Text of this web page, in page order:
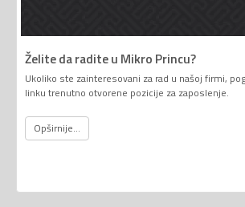
Želite da radite u Mikro Princu?
Ukoliko ste zainteresovani za rad u našoj firmi,
linku trenutno otvorene pozicije za zaposlenje.
Opširnije...